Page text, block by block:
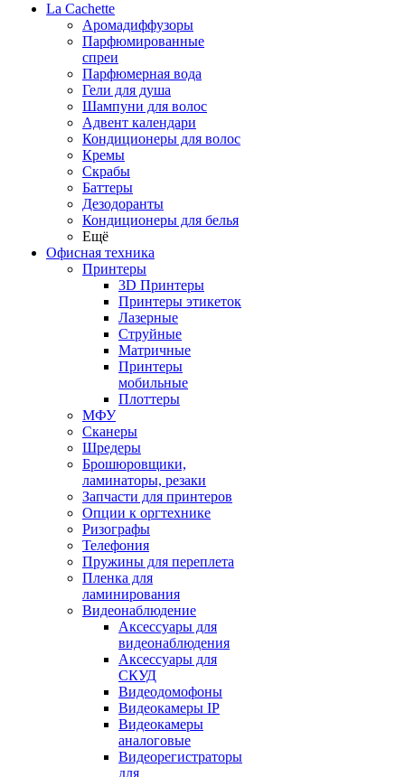
La Cachette
Аромадиффузоры
Парфюмированные
спреи
Парфюмерная вода
Гели для душа
Шампуни для волос
Адвент календари
Кондиционеры для волос
Кремы
Скрабы
Баттеры
Дезодоранты
Кондиционеры для белья
Ещё
Офисная техника
Принтеры
3D Принтеры
Принтеры этикеток
Лазерные
Струйные
Матричные
Принтеры
мобильные
Плоттеры
МФУ
Сканеры
Шредеры
Брошюровщики,
ламинаторы, резаки
Запчасти для принтеров
Опции к оргтехнике
Ризографы
Телефония
Пружины для переплета
Пленка для
ламинирования
Видеонаблюдение
Аксессуары для
видеонаблюдения
Аксессуары для
СКУД
Видеодомофоны
Видеокамеры IP
Видеокамеры
аналоговые
Видеорегистраторы
для